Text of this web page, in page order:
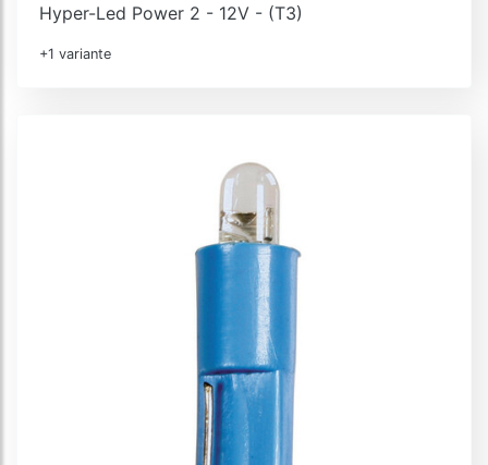
Hyper-Led Power 2 - 12V - (T3)
+1 variante